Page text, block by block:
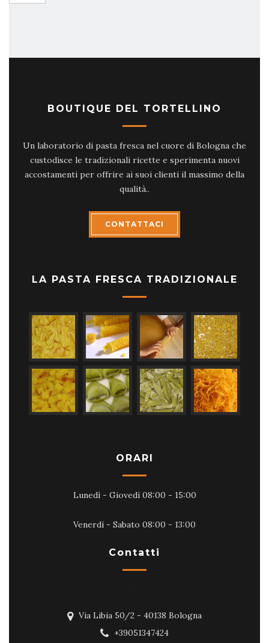
BOUTIQUE DEL TORTELLINO
Un laboratorio di pasta fresca nel cuore di Bologna che
custodisce le tradizionali ricette e sperimenta nuovi
accostamenti per offrire ai suoi clienti il massimo della
qualità..
CONTATTACI
LA PASTA FRESCA TRADIZIONALE
ORARI
Lunedì - Giovedì 08:00 - 15:00
Venerdì - Sabato 08:00 - 13:00
Contatti
Via Libia 50/2 - 40138 Bologna
+39051347424